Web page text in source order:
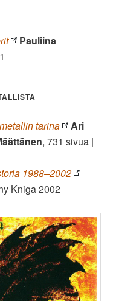
Pauliina
tarina
Ari
, 731 sivua |
1988–2002
Kniga 2002